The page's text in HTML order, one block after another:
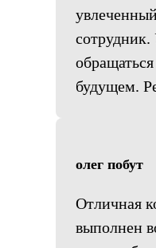
сотрудник.
будущем.
олег побут
Отличная
выполнен